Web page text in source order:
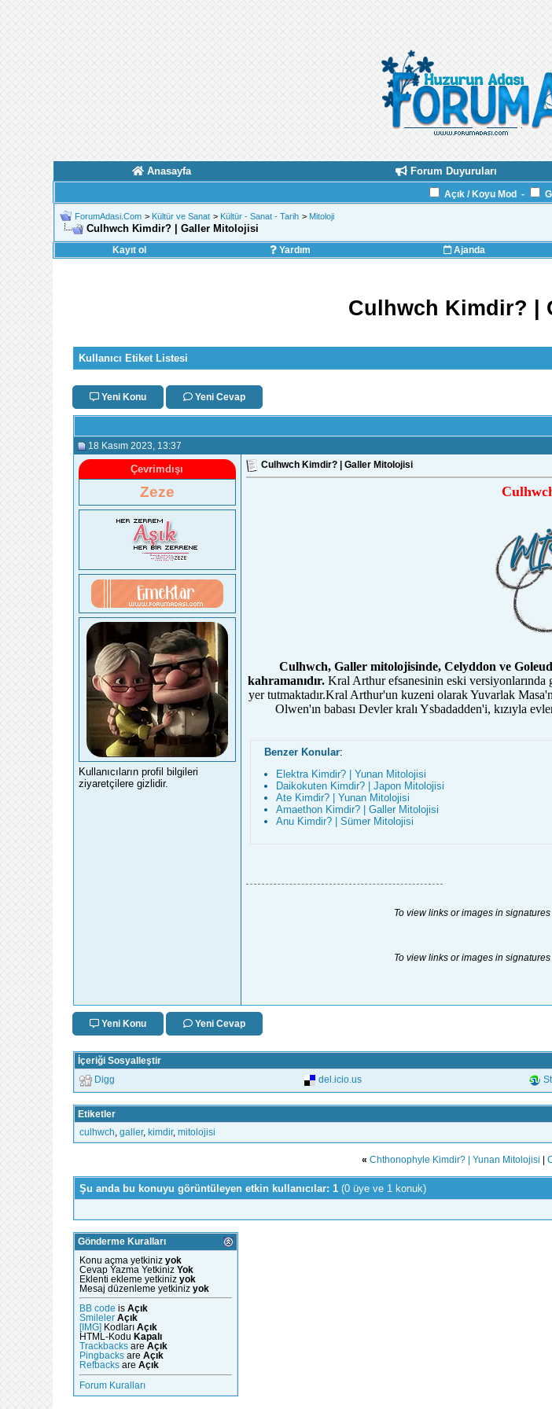
Anasayfa Forum Duyuruları
Açık / Koyu Mod -
ForumAdasi.Com > Kültür ve Sanat > Kültür - Sanat - Tarih > Mitoloji
Culhwch Kimdir? | Galler Mitolojisi
Kayıt ol
Yardım Ajanda
Culhwch Kimdir? |
Kullanıcı Etiket Listesi
Yeni Konu Yeni Cevap
18 Kasım 2023 , 13:37
Çevrimdışı
Zeze
Kullanıcıların profil bilgileri
ziyaretçilere gizlidir.
Culhwch Kimdir? | Galler Mitolojisi
Culhwch, Galler mitolojisinde, Celyddon ve
kahramanıdır.Kral Arthur efsanesinin eski
yer tutmaktadır.Kral Arthur'un kuzeni olarak Yuvarlak
Olwen'ın babası Devler kralı Ysbadadden'i, kızıyla
Benzer Konular:
Elektra Kimdir? | Yunan Mitolojisi
Daikokuten Kimdir? | Japon Mitolojisi
Ate Kimdir? | Yunan Mitolojisi
Amaethon Kimdir? | Galler Mitolojisi
Anu Kimdir? | Sümer Mitolojisi
To view links or images in
To view links or images in
Yeni Konu Yeni Cevap
İçeriği Sosyalleştir
Digg del.icio.us
Etiketler
culhwch galler, kimdir, mitolojisi
« Chthonophyle Kimdir? | Yunan Mitolojisi
Şu anda bu konuyu görüntüleyen etkin kullanıcılar: 1 (0 üye ve 1 konuk)
Gönderme Kuralları
Konu açma yetkiniz yok
Cevap Yazma Yetkiniz Yok
Eklenti ekleme yetkiniz yok
Mesaj düzenleme yetkiniz yok
BB code is Açık
Smileler Açık
[IMG]
Kodları Açık
HTML-Kodu Kapalı
Trackbacksare Açık
Pingbacksare Açık
Refbacksare Açık
Forum Kuralları